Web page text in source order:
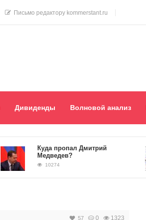
Письмо редактору kommerstant.ru
Дивиденды Волновой анализ
Куда пропал Дмитрий
Медведев?
10274
57 0 1323